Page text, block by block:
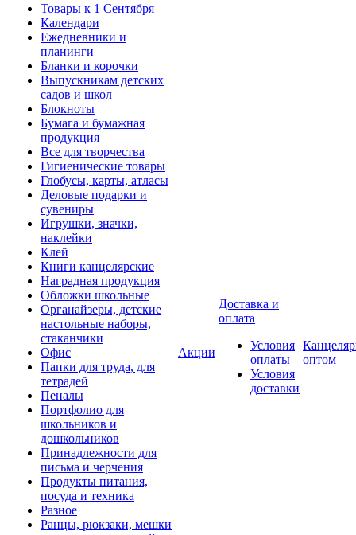
Товары к 1 Сентября
Календари
Ежедневники и
планинги
Бланки и корочки
Выпускникам детских
садов и школ
Блокноты
Бумага и бумажная
продукция
Все для творчества
Гигиенические товары
Глобусы, карты, атласы
Деловые подарки и
сувениры
Игрушки, значки,
наклейки
Клей
Книги канцелярские
Наградная продукция
Обложки школьные
Органайзеры, детские
настольные наборы,
стаканчики
Офис
Папки для труда, для
тетрадей
Пеналы
Портфолио для
школьников и
дошкольников
Принадлежности для
письма и черчения
Продукты питания,
посуда и техника
Разное
Ранцы, рюкзаки, мешки
Акции
Доставка и
оплата
Условия
оплаты
Условия
доставки
оптом